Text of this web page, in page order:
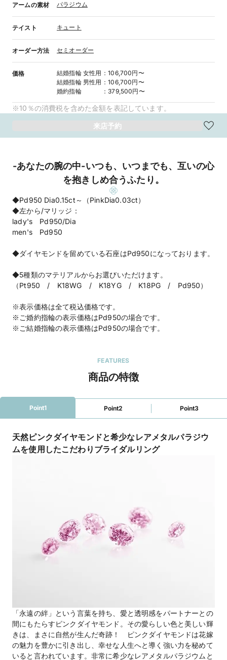
アームの素材 パラジウム
テイスト キュート
オーダー方法 セミオーダー
価格 結婚指輪 女性用 ：106,700円〜
結婚指輪 男性用 ：106,700円〜
婚約指輪
： 379,500円〜
※10％の消費税を含めた金額を表記しています。
来店予約
-あなたの腕の中-いつも、いつまでも、互いの心
を抱きしめ合うふたり。
◆Pd950 Dia0.15ct～（PinkDia0.03ct）
◆左から/マリッジ：
lady's Pd950/Dia
men's Pd950
◆ダイヤモンドを留めている石座はPd950になっております。
◆5種類のマテリアルからお選びいただけます。
（Pt950 / K18WG / K18YG / K18PG / Pd950）
※表示価格は全て税込価格です。
※ご婚約指輪の表示価格はPd950の場合です。
※ご結婚指輪の表示価格はPd950の場合です。
FEATURES
商品の特徴
Point1 Point2 Point3
天然ピンクダイヤモンドと希少なレアメタルパラジウ
ムを使用したこだわりブライダルリング
「永遠の絆」という言葉を持ち、愛と透明感をパートナーとの
間にもたらすピンクダイヤモンド。その愛らしい色と美しい輝
きは、まさに自然が生んだ奇跡！ ピンクダイヤモンドは花嫁
の魅力を豊かに引き出し、幸せな人生へと導く強い力を秘めて
いると言われています。非常に希少なレアメタルパラジウムと